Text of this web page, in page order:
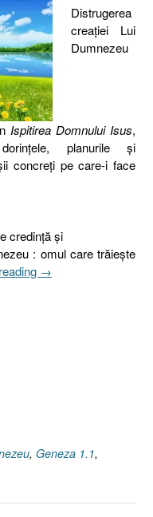
Distrugerea
creaţiei Lui
Dumnezeu
Ispitirea Domnului Isus,
planurile şi
concreţi pe care-i face
credinţă şi
: omul care trăieşte
„Creaţia
Distrugerea
creaţiei
→
, Geneza 1.1,